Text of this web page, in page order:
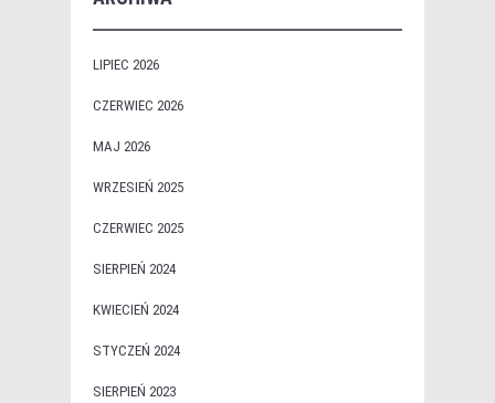
LIPIEC 2026
CZERWIEC 2026
MAJ 2026
WRZESIEŃ 2025
CZERWIEC 2025
SIERPIEŃ 2024
KWIECIEŃ 2024
STYCZEŃ 2024
SIERPIEŃ 2023